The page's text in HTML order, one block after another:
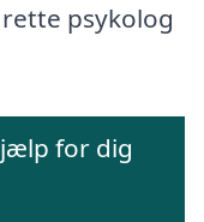
psykolog
for dig